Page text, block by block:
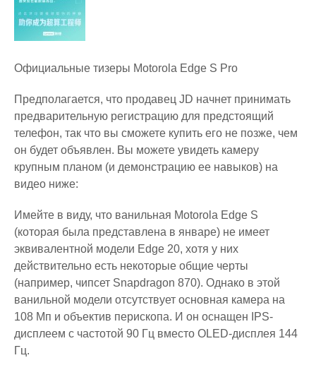
Официальные тизеры Motorola Edge S Pro
Предполагается, что продавец JD начнет принимать
предварительную регистрацию для предстоящий
телефон, так что вы сможете купить его не позже, чем
он будет объявлен. Вы можете увидеть камеру
крупным планом (и демонстрацию ее навыков) на
видео ниже:
Имейте в виду, что ванильная Motorola Edge S
(которая была представлена ​​в январе) не имеет
эквивалентной модели Edge 20, хотя у них
действительно есть некоторые общие черты
(например, чипсет Snapdragon 870). Однако в этой
ванильной модели отсутствует основная камера на
108 Мп и объектив перископа. И он оснащен IPS-
дисплеем с частотой 90 Гц вместо OLED-дисплея 144
Гц.